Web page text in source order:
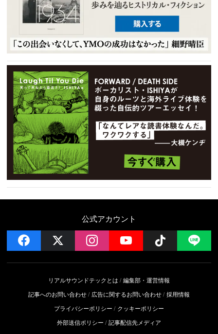
公式アカウント
facebook instagramYouTube Follow
リアルサウンドテックとは
編集部・運営情報
記事へのお問い合わせ
広告に関するお問い合わせ 採用情報
プライバシーポリシー
クッキーポリシー
外部送信ポリシー
記事配信先メディア